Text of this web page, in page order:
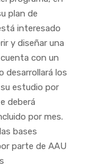
plan de
interesado
y diseñar una
con un
desarrollará los
estudio por
deberá
por mes.
bases
parte de AAU